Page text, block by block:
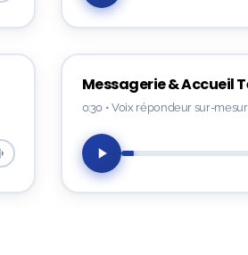
Messagerie & Accueil
0:30 •Voix répondeur sur-